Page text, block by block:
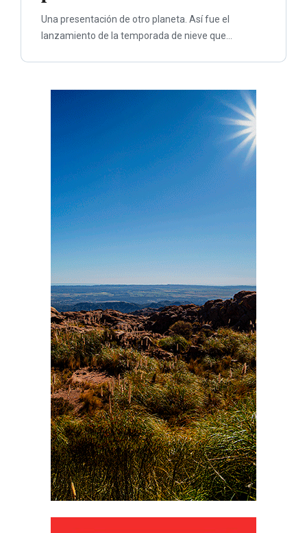
Una presentación de otro planeta. Así fue el
lanzamiento de la temporada de nieve que...